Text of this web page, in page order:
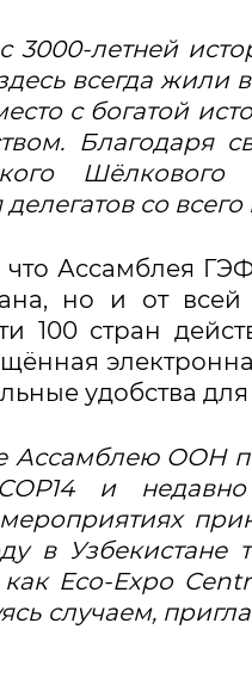
3000-летней
всегда жили
с богатой
Благодаря
Шёлкового
со всего
Ассамблея
но и от
100 стран
удобства
ООН
и
в Узбекистане
Eco-Expo
случаем,